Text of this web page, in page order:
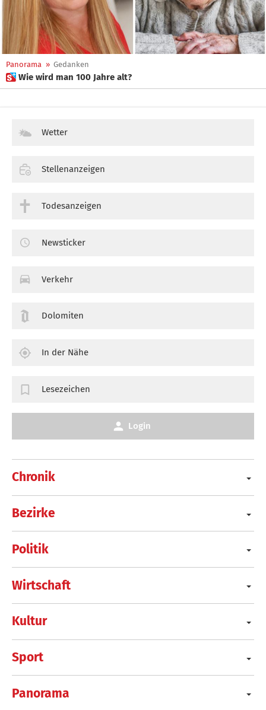
Panorama » Gedanken
 Wie wird man 100 Jahre alt?
Chronik
Bezirke
Politik
Wirtschaft
Kultur
Sport
Panorama
Wetter
Stellenanzeigen
Todesanzeigen
Newsticker
Verkehr
Dolomiten
In der Nähe
Lesezeichen
Login